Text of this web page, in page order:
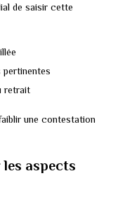
de saisir cette
retrait
une contestation
les aspects